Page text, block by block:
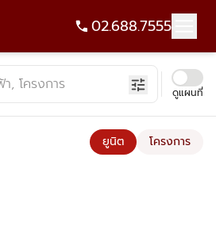
02.688.7555
รสำนักงาน ทั้งขายและเช่า - Plus
, โครงการ tune ดูแผนที่
ยูนิต โครงการ